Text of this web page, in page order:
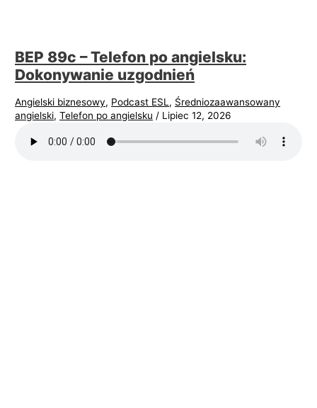
BEP 89c – Telefon po angielsku:
Dokonywanie uzgodnień
Angielski biznesowy, Podcast ESL, Średniozaawansowany
angielski,Telefon po angielsku / Lipiec 12, 2026
g
o
w
b